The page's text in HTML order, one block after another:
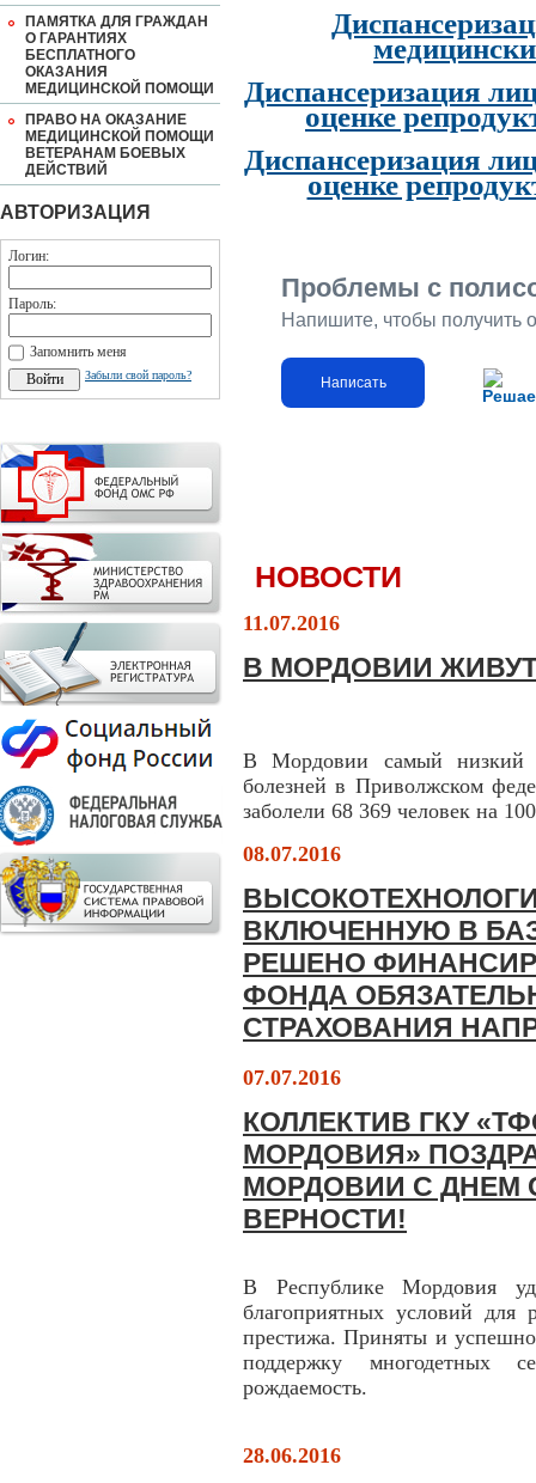
ПАМЯТКА ДЛЯ ГРАЖДАН
О ГАРАНТИЯХ
БЕСПЛАТНОГО
ОКАЗАНИЯ
МЕДИЦИНСКОЙ ПОМОЩИ
ПРАВО НА ОКАЗАНИЕ
МЕДИЦИНСКОЙ ПОМОЩИ
ВЕТЕРАНАМ БОЕВЫХ
ДЕЙСТВИЙ
АВТОРИЗАЦИЯ
Логин:
Пароль:
Запомнить меня
Забыли свой пароль?
Диспансеризация
оценке
Диспансеризация
оценке
Проблемы с
Напишите, чтобы получить
Написать
НОВОСТИ
11.07.2016
В МОРДОВИИ
В Мордовии самый низкий
болезней в Приволжском
заболели 68 369 человек на
08.07.2016
ВКЛЮЧЕННУЮ В
РЕШЕНО
ФОНДА
СТРАХОВАНИЯ
07.07.2016
КОЛЛЕКТИВ ГКУ
МОРДОВИЯ»
МОРДОВИИ С ДНЕМ
ВЕРНОСТИ!
В Республике Мордовия
благоприятных условий для
престижа. Приняты и
поддержку многодетных
рождаемость.
28.06.2016